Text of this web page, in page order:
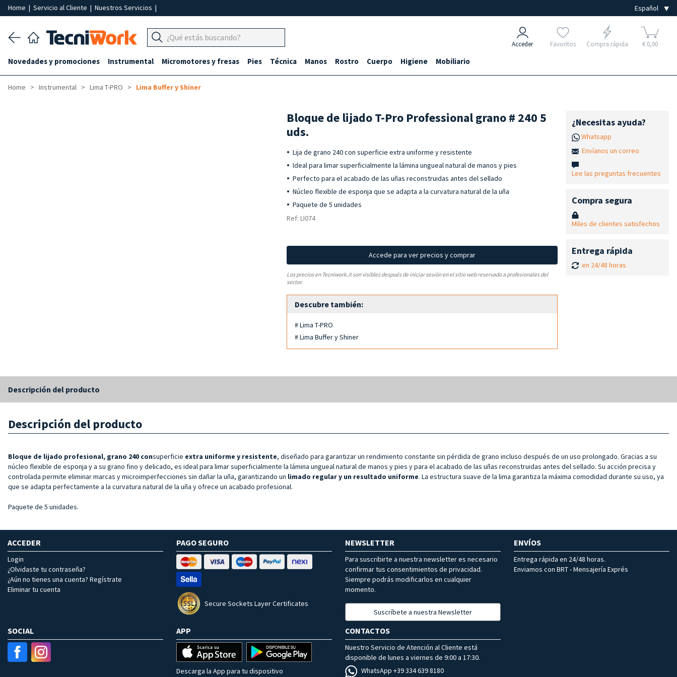
Home | Servicio al Cliente | Nuestros Servicios |
Acceder Favoritos Compra rápida € 0,00
Novedades y promociones Instrumental Micromotores y fresas Pies Técnica Manos Rostro Cuerpo Higiene Mobiliario
Home Instrumental Lima T-PRO Lima Buffer y Shiner
Bloque de lijado T-Pro Professional grano # 240 5
uds.
Lija de grano 240 con superficie extra uniforme y resistente
Ideal para limar superficialmente la lámina ungueal natural de manos y pies
Perfecto para el acabado de las uñas reconstruidas antes del sellado
Núcleo flexible de esponja que se adapta a la curvatura natural de la uña
Paquete de 5 unidades
Ref: LI074
Accede para ver precios y comprar
Los precios en Tecniwork.it son visibles después de iniciar sesión en el sitio web reservado a profesionales del
sector.
Descubre también:
# Lima T-PRO
# Lima Buffer y Shiner
¿Necesitas ayuda?
Whatsapp
Envíanos un correo
Lee las preguntas frecuentes
Compra segura
Miles de clientes satisfechos
Entrega rápida
en 24/48 horas
Descripción del producto
Descripción del producto
Bloque de lijado profesional, grano 240 consuperficie extra uniforme y resistente, diseñado para garantizar un rendimiento constante sin pérdida de grano incluso después de un uso prolongado. Gracias a su
núcleo flexible de esponja y a su grano fino y delicado, es ideal para limar superficialmente la lámina ungueal natural de manos y pies y para el acabado de las uñas reconstruidas antes del sellado. Su acción precisa y
controlada permite eliminar marcas y microimperfecciones sin dañar la uña, garantizando un limado regular y un resultado uniforme. La estructura suave de la lima garantiza la máxima comodidad durante su uso, ya
que se adapta perfectamente a la curvatura natural de la uña y ofrece un acabado profesional.
Paquete de 5 unidades.
ACCEDER
Login
¿Olvidaste tu contraseña?
¿Aún no tienes una cuenta? Regístrate
Eliminar tu cuenta
PAGO SEGURO
Secure Sockets Layer Certificates
NEWSLETTER
Para suscribirte a nuestra newsletter es necesario
confirmar tus consentimientos de privacidad.
Siempre podrás modificarlos en cualquier
momento.
Suscríbete a nuestra Newsletter
ENVÍOS
Entrega rápida en 24/48 horas.
Enviamos con BRT - Mensajería Exprés
SOCIAL APP
Descarga la App para tu dispositivo
CONTACTOS
Nuestro Servicio de Atención al Cliente está
disponible de lunes a viernes de 9:00 a 17:30.
WhatsApp +39 334 639 8180